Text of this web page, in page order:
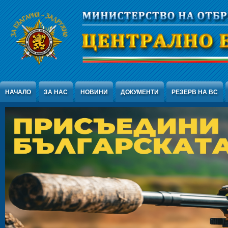
Jump to Content
НАЧАЛО ЗА НАС НОВИНИ ДОКУМЕНТИ РЕЗЕРВ НА ВС